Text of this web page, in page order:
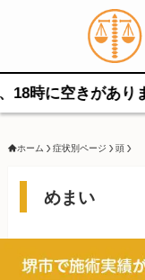
ります。
ホーム 症状別ページ 頭
めまい